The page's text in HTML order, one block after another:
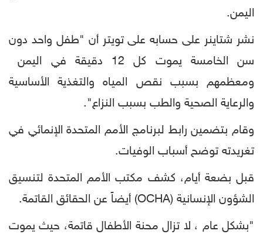
اليمن.
نشر شتاينر على حسابه على تويتر أن "طفل واحد دون
سن الخامسة يموت كل 12 دقيقة في اليمن
ومعظمهم بسبب نقص المياه والتغذية الأساسية
والرعاية الصحية والطب بسبب النزاع".
وقام بتضمين رابط لبرنامج الأمم المتحدة الإنمائي في
تغريدته توضح أسباب الوفيات.
قبل بضعة أيام، كشف مكتب الأمم المتحدة لتنسيق
الشؤون الإنسانية (OCHA) أيضاً عن الحقائق القاتمة.
"بشكل عام ، لا تزال محنة الأطفال قاتمة، حيث يموت